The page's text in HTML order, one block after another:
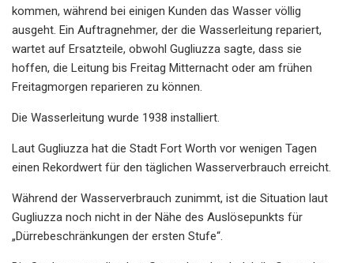
kommen, während bei einigen Kunden das Wasser völlig
ausgeht. Ein Auftragnehmer, der die Wasserleitung repariert,
wartet auf Ersatzteile, obwohl Gugliuzza sagte, dass sie
hoffen, die Leitung bis Freitag Mitternacht oder am frühen
Freitagmorgen reparieren zu können.
Die Wasserleitung wurde 1938 installiert.
Laut Gugliuzza hat die Stadt Fort Worth vor wenigen Tagen
einen Rekordwert für den täglichen Wasserverbrauch erreicht.
Während der Wasserverbrauch zunimmt, ist die Situation laut
Gugliuzza noch nicht in der Nähe des Auslösepunkts für
„Dürrebeschränkungen der ersten Stufe“.